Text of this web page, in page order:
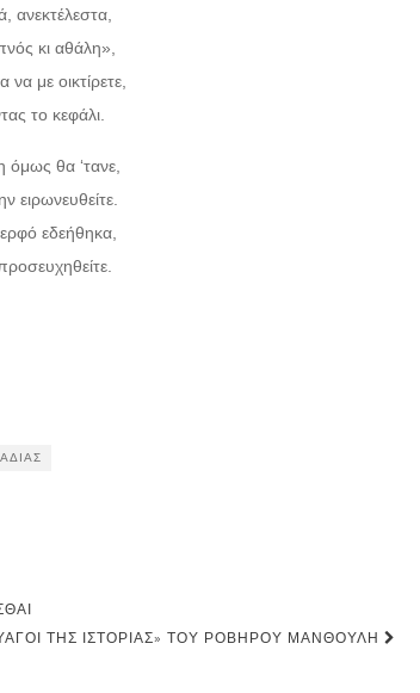
ανεκτέλεστα,
κι αθάλη»,
με οικτίρετε,
το κεφάλι.
θα ‘τανε,
ειρωνευθείτε.
εδεήθηκα,
ΤΗΣ ΙΣΤΟΡΊΑΣ» ΤΟΥ ΡΟΒΉΡΟΥ ΜΑΝΘΟΎΛΗ